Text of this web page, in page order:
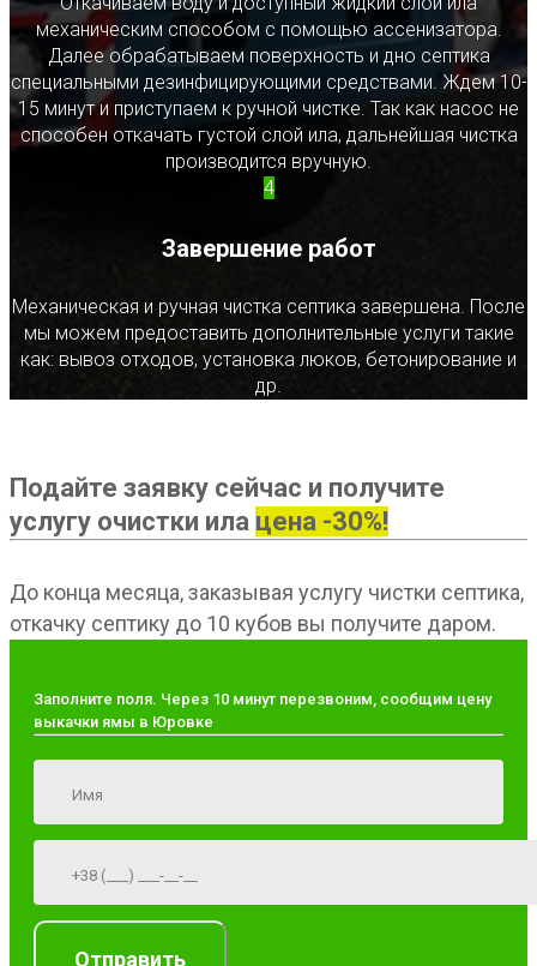
механическим способом с помощью ассенизатора.
Далее обрабатываем поверхность и дно септика
специальными дезинфицирующими средствами. Ждем 10-
15 минут и приступаем к ручной чистке. Так как насос не
способен откачать густой слой ила, дальнейшая чистка
производится вручную.
4
Завершение работ
Механическая и ручная чистка септика завершена. После
мы можем предоставить дополнительные услуги такие
как: вывоз отходов, установка люков, бетонирование и
др.
Подайте заявку сейчас и получите
услугу очистки ила цена -30%!
До конца месяца, заказывая услугу чистки септика,
откачку септику до 10 кубов вы получите даром.
Заполните поля. Через 10 минут перезвоним, сообщим цену
выкачки ямы в Юровке